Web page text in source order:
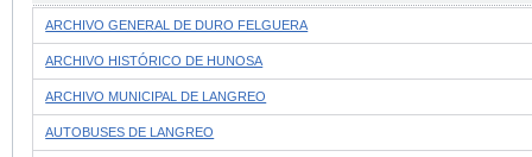
ARCHIVO GENERAL DE DURO FELGUERA
ARCHIVO HISTÓRICO DE HUNOSA
ARCHIVO MUNICIPAL DE LANGREO
AUTOBUSES DE LANGREO